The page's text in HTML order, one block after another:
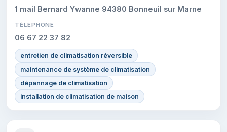
1 mail Bernard Ywanne 94380 Bonneuil sur Marne
TÉLÉPHONE
06 67 22 37 82
entretien de climatisation réversible
maintenance de système de climatisation
dépannage de climatisation
installation de climatisation de maison